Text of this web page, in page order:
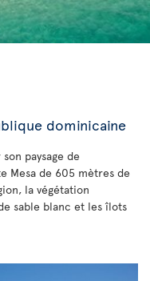
dominicaine
paysage de
Mesa de 605 mètres de
la végétation
sable blanc et les îlots